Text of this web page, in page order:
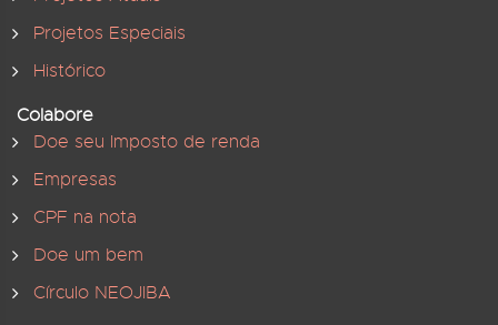
Projetos Especiais
Histórico
Colabore
Doe seu Imposto de renda
Empresas
CPF na nota
Doe um bem
Círculo NEOJIBA